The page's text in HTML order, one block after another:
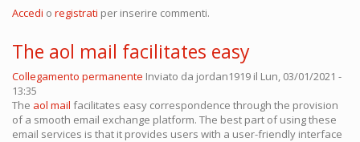
Accedi o registrati per inserire commenti.
The aol mail facilitates easy
Collegamento permanente Inviato da jordan1919 il Lun, 03/01/2021 -
13:35
The aol mail facilitates easy correspondence through the provision
of a smooth email exchange platform. The best part of using these
email services is that it provides users with a user-friendly interface